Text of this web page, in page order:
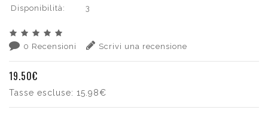
Disponibilità:
3
0 Recensioni Scrivi una recensione
19.50€
Tasse escluse: 15.98€